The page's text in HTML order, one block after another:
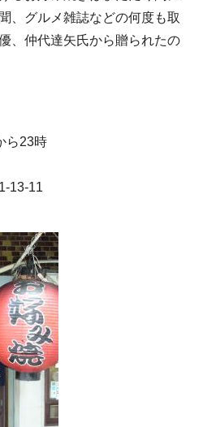
、グルメ雑誌などの何度も取
、仲代達矢氏から贈られたの
ら23時
13-11